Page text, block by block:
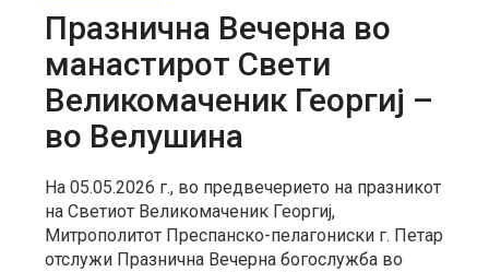
Празнична Вечерна во
манастирот Свети
Великомаченик Георгиј –
во Велушина
На 05.05.2026 г., во предвечерието на празникот
на Светиот Великомаченик Георгиј,
Митрополитот Преспанско-пелагониски г. Петар
отслужи Празнична Вечерна богослужба во